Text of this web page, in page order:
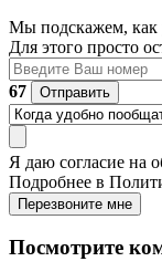
Мы подскажем, как
Для этого просто
67
Отправить
Я даю согласие на
Подробнее в
Перезвоните мне
Посмотрите